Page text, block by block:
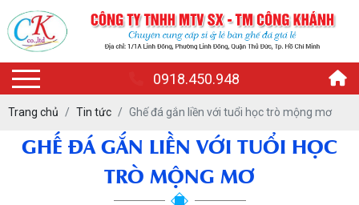
0918.450.948
Trang chủ Tin tức Ghế đá gắn liền với tuổi học trò mộng mơ
GHẾ ĐÁ GẮN LIỀN VỚI TUỔI HỌC
TRÒ MỘNG MƠ